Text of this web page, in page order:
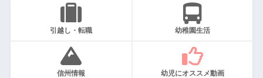
引越し・転職 幼稚園生活
信州情報 幼児にオススメ動画